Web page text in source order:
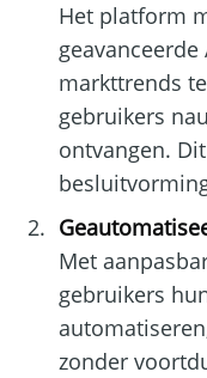
Het platform
markttrends
gebruikers
ontvangen.
Met
gebruikers
zonder